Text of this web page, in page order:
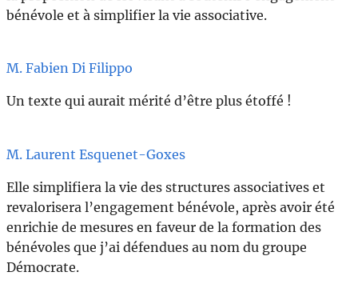
bénévole et à simplifier la vie associative.
M. Fabien Di Filippo
Un texte qui aurait mérité d’être plus étoffé !
M. Laurent Esquenet-Goxes
Elle simplifiera la vie des structures associatives et
revalorisera l’engagement bénévole, après avoir été
enrichie de mesures en faveur de la formation des
bénévoles que j’ai défendues au nom du groupe
Démocrate.